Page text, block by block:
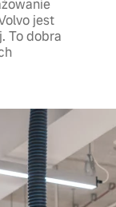
jest
To dobra